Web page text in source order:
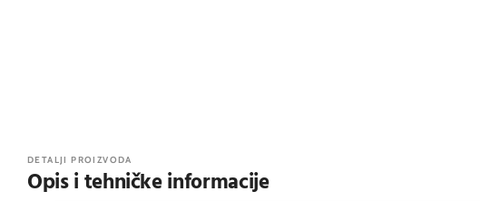
DETALJI PROIZVODA
Opis i tehničke informacije